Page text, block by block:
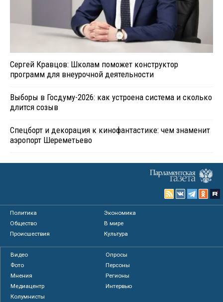
Сергей Кравцов: Школам поможет конструктор
программ для внеурочной деятельности
Выборы в Госдуму-2026: как устроена система и сколько
длится созыв
Спецборт и декорация к кинофантастике: чем знаменит
аэропорт Шереметьево
Политика
Экономика
Общество
В мире
Происшествия
Культура
Видео
Опросы
Фото
Персоны
Мнения
Регионы
Медиацентр
Интервью
Колумнисты